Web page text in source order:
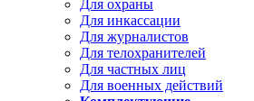
Для охраны
Для инкассации
Для журналистов
Для телохранителей
Для частных лиц
Для военных действий